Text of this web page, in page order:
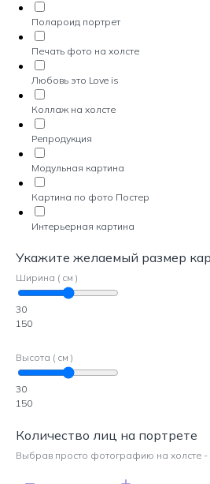
Полароид портрет
Печать фото на холсте
Любовь это Love is
Коллаж на холсте
Репродукция
Модульная картина
Картина по фото Постер
Интерьерная картина
Укажите желаемый размер
Ширина ( см )
30
150
Высота ( см )
30
150
Количество лиц на портрете
Выбрав просто фотографию на холсте -